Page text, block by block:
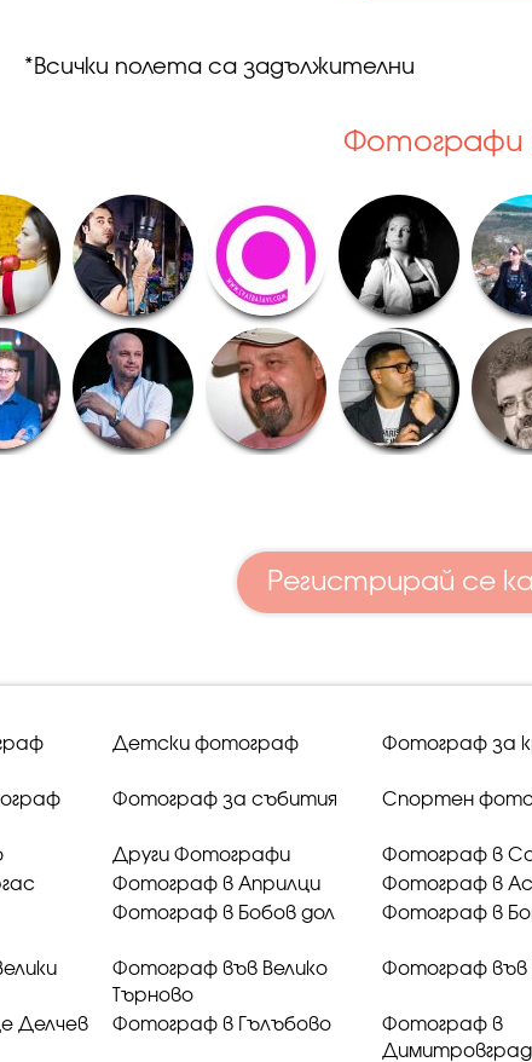
*Всички полета са задължителни
Фотографи
Регистрирай се
Детски фотограф Фотограф за
Фотограф за събития Спортен
Други Фотографи Фотограф в
Фотограф в Априлци Фотограф в
Фотограф в Бобов дол Фотограф в
Фотограф във Велико
Търново
Фотограф във
Делчев
Фотограф в Гълъбово
Фотограф в
Димитровград